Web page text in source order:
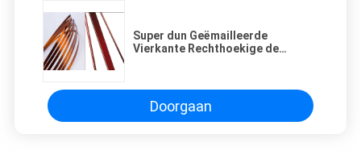
Super dun Geëmailleerde
Vierkante Rechthoekige de
Frequentietransformatoren
Doorgaan